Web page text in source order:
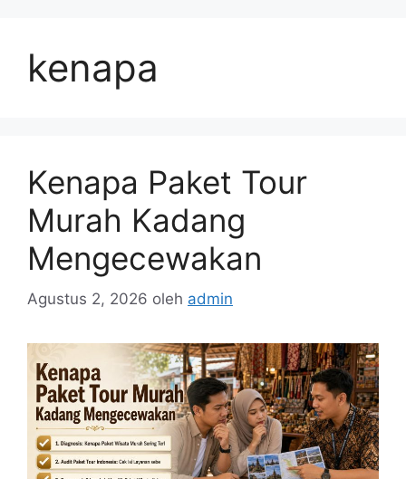
kenapa
Kenapa Paket Tour
Murah Kadang
Mengecewakan
Agustus 2, 2026 oleh admin